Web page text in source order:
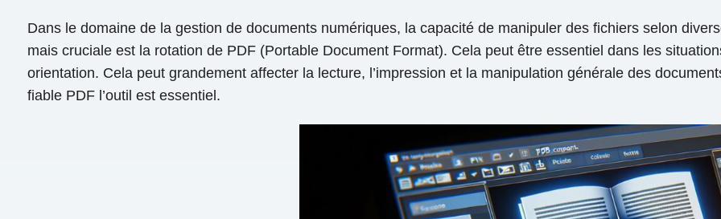
Dans le domaine de la gestion de documents numériques, la capacité de manipuler des fichiers selon
mais cruciale est la rotation de PDF (Portable Document Format). Cela peut être essentiel dans les
orientation. Cela peut grandement affecter la lecture, l’impression et la manipulation générale des
fiable PDF l’outil est essentiel.